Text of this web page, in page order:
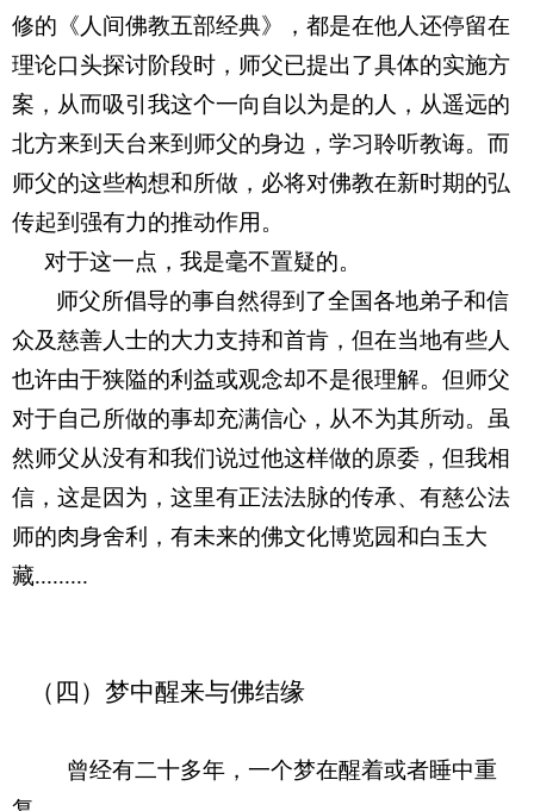
修的《人间佛教五部经典》，都是在他人还停留在
理论口头探讨阶段时，师父已提出了具体的实施方
案，从而吸引我这个一向自以为是的人，从遥远的
北方来到天台来到师父的身边，学习聆听教诲。而
师父的这些构想和所做，必将对佛教在新时期的弘
传起到强有力的推动作用。
对于这一点，我是毫不置疑的。
师父所倡导的事自然得到了全国各地弟子和信
众及慈善人士的大力支持和首肯，但在当地有些人
也许由于狭隘的利益或观念却不是很理解。但师父
对于自己所做的事却充满信心，从不为其所动。虽
然师父从没有和我们说过他这样做的原委，但我相
信，这是因为，这里有正法法脉的传承、有慈公法
师的肉身舍利，有未来的佛文化博览园和白玉大
藏.........
   （四）梦中醒来
与佛结缘
曾经有二十多年，一个梦在醒着或者睡中重